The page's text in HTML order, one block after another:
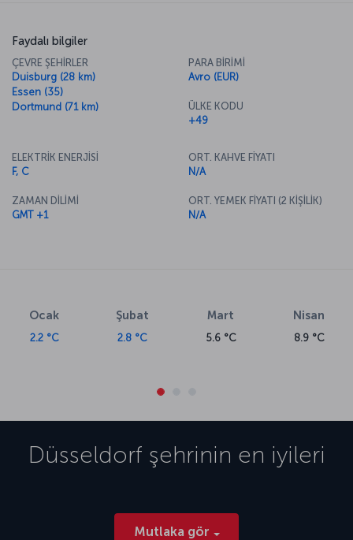
Faydalı bilgiler
ÇEVRE ŞEHİRLER
Duisburg (28 km)
Essen (35)
Dortmund (71 km)
PARA BİRİMİ
Avro (EUR)
ÜLKE KODU
+49
ELEKTRİK ENERJİSİ
F, C
ZAMAN DİLİMİ
GMT +1
ORT. KAHVE FİYATI
N/A
ORT. YEMEK FİYATI (2 KİŞİLİK)
N/A
Ocak
2.2 °C
Şubat
2.8 °C
Mart
5.6 °C
Nisan
8.9 °C
Düsseldorf şehrinin en iyileri
Mutlaka gör